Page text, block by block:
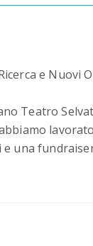
e Nuovi
Teatro
una
superiori,
e artisti. A